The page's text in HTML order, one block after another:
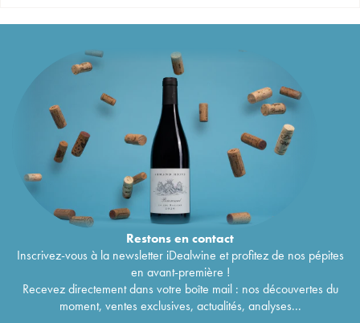
Restons encontact
Inscrivez-vous à la newsletter iDealwine et profitez de nos pépites
en avant-première !
Recevez directement dans votre boîte mail : nos découvertes du
moment, ventes exclusives, actualités, analyses...